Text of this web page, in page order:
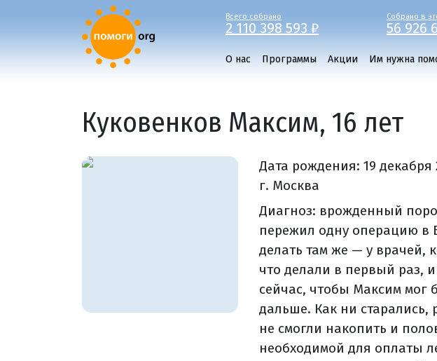
Всего собрано
2 110 398 593 ₽
Собрано в
56 926
О нас Программы Акции Им нужна
Куковенков Максим, 16 лет
Дата рождения:19 декабря
г. Москва
Диагноз: врожденный
пережил одну операцию в
делать там же — у врачей,
что делали в первый раз,
сейчас, чтобы Максим мог
дальше. Как ни старались,
не смогли накопить и
необходимой для оплаты